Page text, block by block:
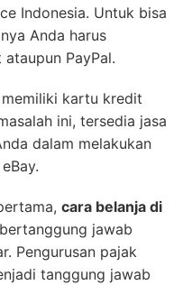
Indonesia. Untuk bisa
Anda harus
PayPal.
kartu kredit
ini, tersedia jasa
dalam melakukan
cara belanja di
jawab
Pengurusan pajak
tanggung jawab